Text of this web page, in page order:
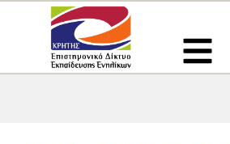
Μετάβαση
περιεχόμενο